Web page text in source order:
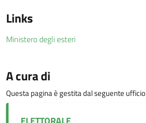
Links
Ministero degli esteri
A cura di
Questa pagina è gestita dal seguente ufficio